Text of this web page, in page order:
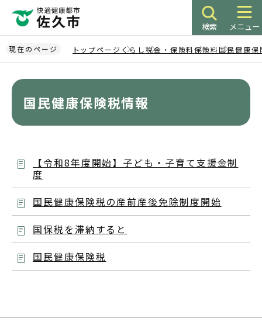
ペ
ー
ジ
検索 メニュー
現在のページ トップページ くらし税金・保険料保険料国民健康保
国民健康保険税情報
【令和8年度開始】子ども・子育て支援金制
度
国民健康保険税の産前産後免除制度開始
国保税を滞納すると
国民健康保険税